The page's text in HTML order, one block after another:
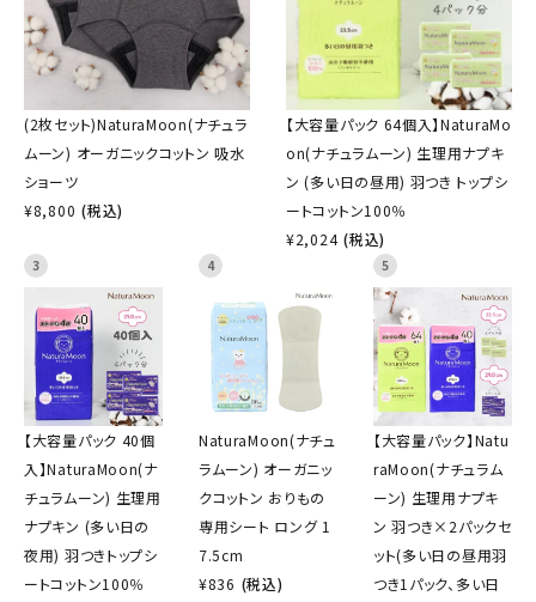
(2枚セット)NaturaMoon(ナチュラ
ムーン) オーガニックコットン 吸水
ショーツ
¥8,800 (税込)
【大容量パック 64個入】NaturaMo
on(ナチュラムーン) 生理用ナプキ
ン (多い日の昼用) 羽つき トップシ
ートコットン100％
¥2,024 (税込)
3
【大容量パック 40個
入】NaturaMoon(ナ
チュラムーン) 生理用
ナプキン (多い日の
夜用) 羽つきトップシ
ートコットン100％
4
NaturaMoon(ナチュ
ラムーン) オーガニッ
クコットン おりもの
専用シート ロング 1
7.5cm
¥836 (税込)
5
【大容量パック】Natu
raMoon(ナチュラム
ーン) 生理用ナプキ
ン 羽つき×2パックセ
ット(多い日の昼用羽
つき1パック、多い日